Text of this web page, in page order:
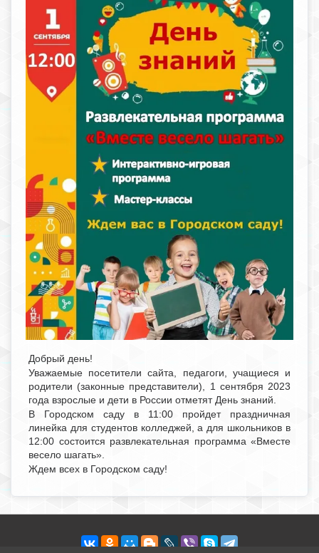
Добрый день!
Уважаемые посетители сайта, педагоги, учащиеся и
родители (законные представители), 1 сентября 2023
года взрослые и дети в России отметят День знаний.
В Городском саду в 11:00 пройдет праздничная
линейка для студентов колледжей, а для школьников в
12:00 состоится развлекательная программа «Вместе
весело шагать».
Ждем всех в Городском саду!